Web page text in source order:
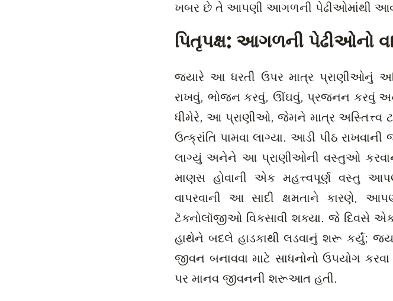
ખબર છે તે આપણી આગળની પેઢીઓમાંથી
પિતૃપક્ષ: આગળની પેઢીઓનો
જ્યારે આ ધરતી ઉપર માત્ર પ્રાણીઓનું
રાખવું, ભોજન કરવું, ઊંઘવું, પ્રજનન કરવું
ધીમેરે, આ પ્રાણીઓ, જેમને માત્ર અસ્તિત્ત્વ
ઉત્ક્રાંતિ પામવા લાગ્યા. આડી પીઠ
લાગ્યું અનેને આ પ્રાણીઓની વસ્તુઓ
માણસ હોવાની એક મહત્ત્વપૂર્ણ વસ્તુ
વાપરવાની આ સાદી ક્ષમતાને કારણે,
ટૅક્નોલૉજીઓ વિકસાવી શક્યા. જે દિવસે
હાથેને બદલે હાડકાથી લડવાનું શરૂ કર્યું;
જીવન બનાવવા માટે સાધનોનો ઉપયોગ
પર માનવ જીવનની શરૂઆત હતી.